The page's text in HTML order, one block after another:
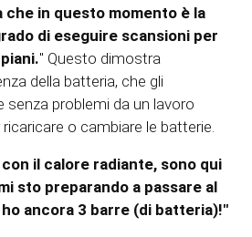
in questo momento è la
di eseguire scansioni per
" Questo dimostra
della batteria, che gli
senza problemi da un lavoro
o cambiare le batterie.
il calore radiante, sono qui
sto preparando a passare al
ancora 3 barre (di batteria)!"